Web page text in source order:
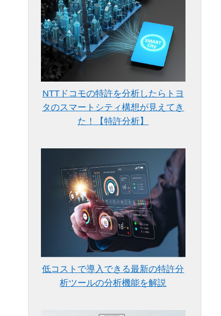
NTTドコモの特許を分析したらトヨ
タのスマートシティ構想が見えてき
た！【特許分析】
低コストで導入できる最新の特許分
析ツールの分析機能を解説